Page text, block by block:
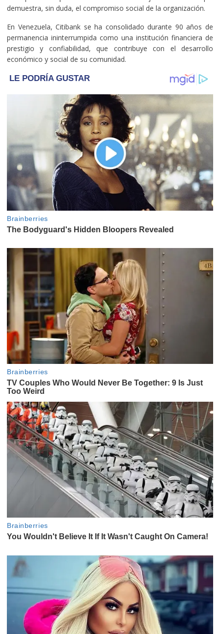
demuestra, sin duda, el compromiso social de la organización.
En Venezuela, Citibank se ha consolidado durante 90 años de
permanencia ininterrumpida como una institución financiera de
prestigio y confiabilidad, que contribuye con el desarrollo
económico y social de su comunidad.